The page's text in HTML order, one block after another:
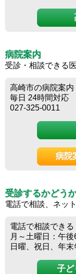
病院案内
受診・相談できる
高崎市の病院案内
毎日 24時間対応
027-325-0011
病院
受診するかどう
電話で相談、ネッ
電話で相談できる
月～土曜日：午
日曜、祝日、年
子ど